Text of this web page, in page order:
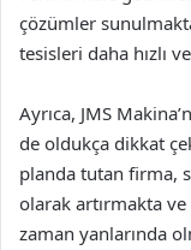
çözümler
tesisleri daha hızlı
Ayrıca, JMS
de oldukça dikkat
planda tutan firma,
olarak artırmakta
zaman yanlarında